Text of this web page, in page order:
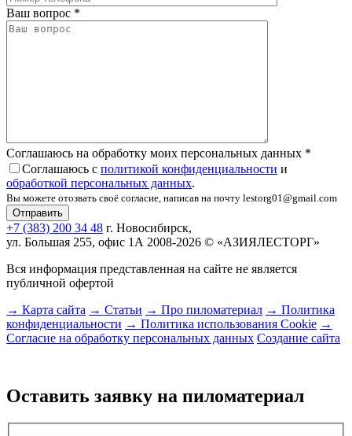
Ваш вопрос *
Соглашаюсь на обработку моих персональных данных *
Соглашаюсь с политикой конфиденциальности и
обработкой персональных данных.
Вы можете отозвать своё согласие, написав на почту lestorg01@gmail.com
+7 (383) 200 34 48 г. Новосибирск,
ул. Большая 255, офис 1А 2008-2026 © «АЗИЯЛЕСТОРГ»
Вся информация представленная на сайте не является
публичной офертой
→ Карта сайта → Статьи → Про пиломатериал → Политика
конфиденциальности → Политика использования Cookie →
Согласие на обработку персональных данных Создание сайта
Оставить заявку на пиломатериал